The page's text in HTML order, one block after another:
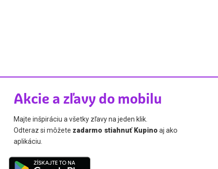
Akcie a zľavy do mobilu
Majte inšpiráciu a všetky zľavy na jeden klik.
Odteraz si môžete zadarmo stiahnuť Kupinoaj ako
aplikáciu.